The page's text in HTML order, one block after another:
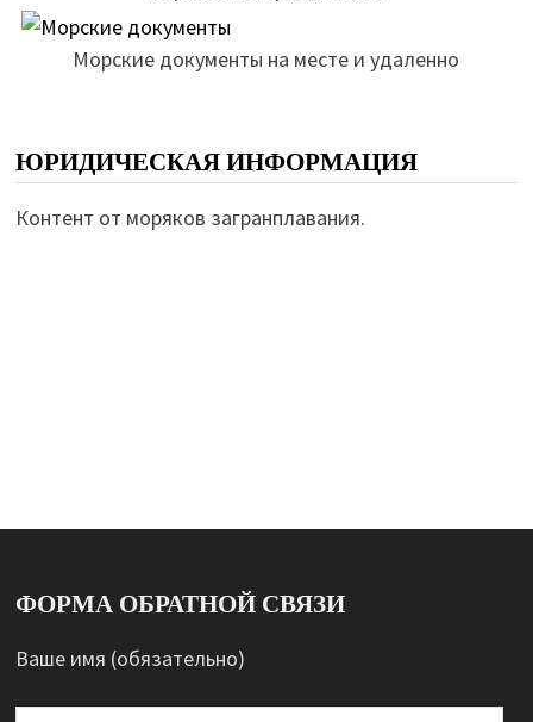
Морские документы на месте и удаленно
ЮРИДИЧЕСКАЯ ИНФОРМАЦИЯ
Контент от моряков загранплавания.
ФОРМА ОБРАТНОЙ СВЯЗИ
Ваше имя (обязательно)